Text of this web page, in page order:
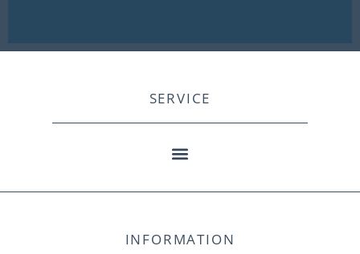
SERVICE
INFORMATION